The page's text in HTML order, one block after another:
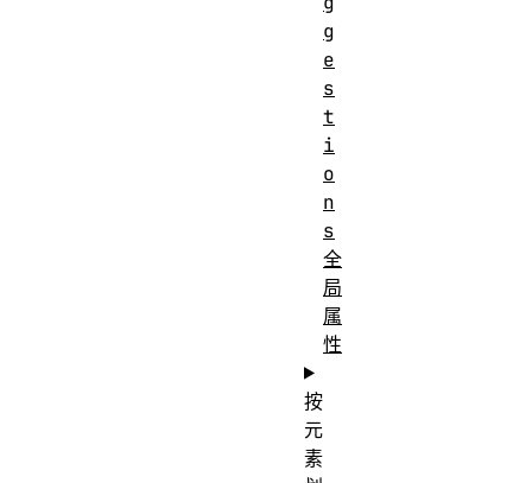
g
e
s
t
i
o
n
s
全
局
属
性
按
元
素